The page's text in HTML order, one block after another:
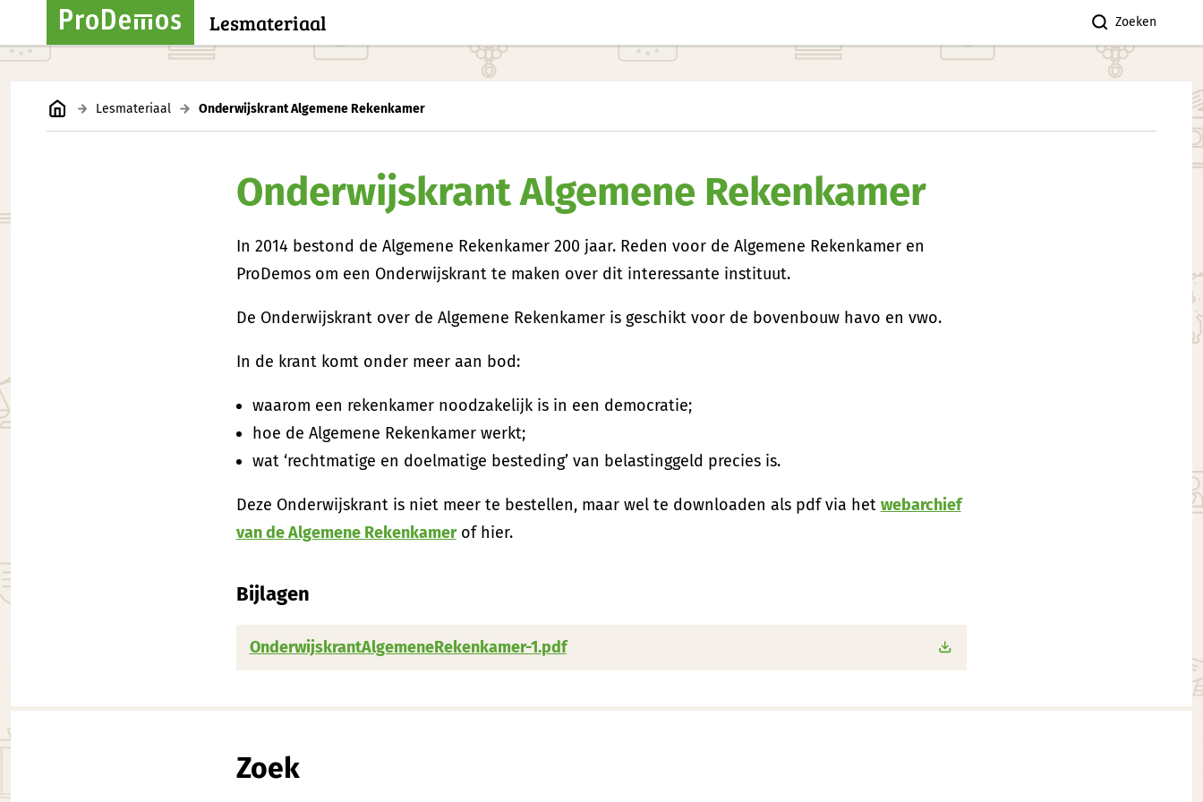
Lesmateriaal Zoeken
Lesmateriaal Onderwijskrant Algemene Rekenkamer
Onderwijskrant Algemene Rekenkamer
In 2014 bestond de Algemene Rekenkamer 200 jaar. Reden voor de Algemene Rekenkamer en
ProDemos om een Onderwijskrant te maken over dit interessante instituut.
De Onderwijskrant over de Algemene Rekenkamer is geschikt voor de bovenbouw havo en vwo.
In de krant komt onder meer aan bod:
waarom een rekenkamer noodzakelijk is in een democratie;
hoe de Algemene Rekenkamer werkt;
wat ‘rechtmatige en doelmatige besteding’ van belastinggeld precies is.
Deze Onderwijskrant is niet meer te bestellen, maar wel te downloaden als pdf via het webarchief
van de Algemene Rekenkamerof hier.
Bijlagen
OnderwijskrantAlgemeneRekenkamer-1.pdf
Zoek